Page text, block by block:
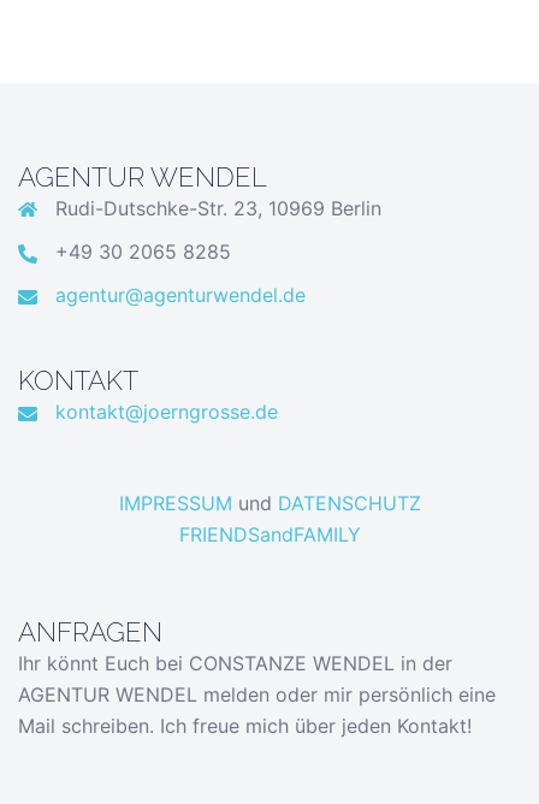
AGENTUR WENDEL
Rudi-Dutschke-Str. 23, 10969 Berlin
+49 30 2065 8285
agentur@agenturwendel.de
KONTAKT
kontakt@joerngrosse.de
IMPRESSUM und DATENSCHUTZ
FRIENDSandFAMILY
ANFRAGEN
Ihr könnt Euch bei CONSTANZE WENDEL in der
AGENTUR WENDEL melden oder mir persönlich eine
Mail schreiben. Ich freue mich über jeden Kontakt!